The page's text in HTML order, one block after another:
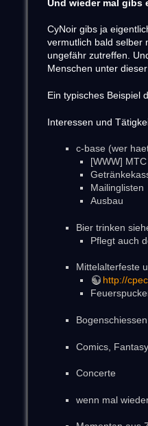
Und wieder mal gibs
CyNoir gibs ja
vermutlich bald selber
ungefähr zutreffen.
Menschen unter
Ein typisches Beispiel
Interessen und
c-base (wer
[WWW]
Mailinglisten
Ausbau
Bier trinken
Pflegt auch
Mittelalterfeste
http://
Comics,
Concerte
wenn mal